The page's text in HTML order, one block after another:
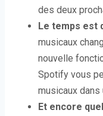
des deux
Le temps est
musicaux
nouvelle
Spotify vous
musicaux dans
Et encore